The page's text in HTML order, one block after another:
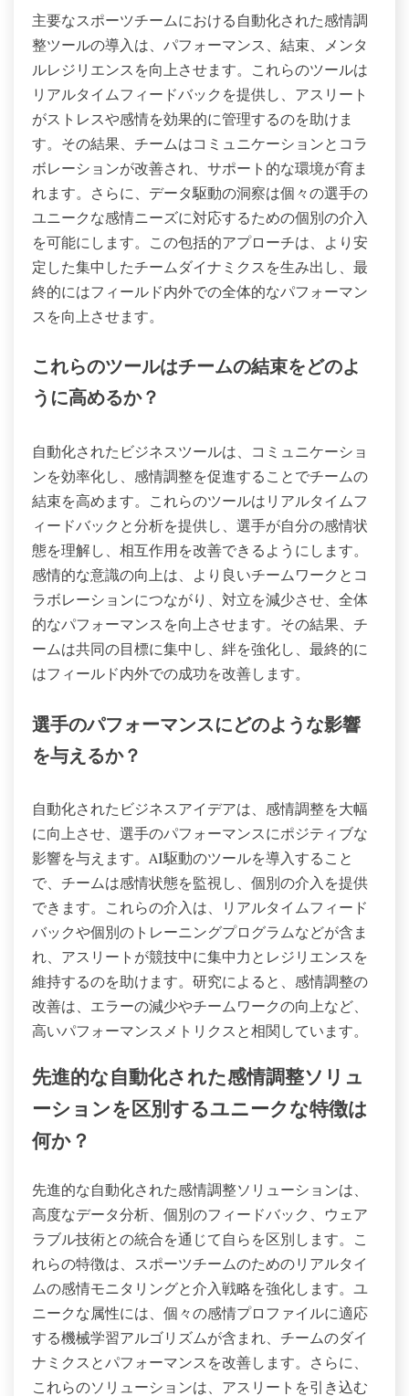
主要なスポーツチームにおける自動化された感情調
整ツールの導入は、パフォーマンス、結束、メンタ
ルレジリエンスを向上させます。これらのツールは
リアルタイムフィードバックを提供し、アスリート
がストレスや感情を効果的に管理するのを助けま
す。その結果、チームはコミュニケーションとコラ
ボレーションが改善され、サポート的な環境が育ま
れます。さらに、データ駆動の洞察は個々の選手の
ユニークな感情ニーズに対応するための個別の介入
を可能にします。この包括的アプローチは、より安
定した集中したチームダイナミクスを生み出し、最
終的にはフィールド内外での全体的なパフォーマン
スを向上させます。
これらのツールはチームの結束をどのよ
うに高めるか？
自動化されたビジネスツールは、コミュニケーショ
ンを効率化し、感情調整を促進することでチームの
結束を高めます。これらのツールはリアルタイムフ
ィードバックと分析を提供し、選手が自分の感情状
態を理解し、相互作用を改善できるようにします。
感情的な意識の向上は、より良いチームワークとコ
ラボレーションにつながり、対立を減少させ、全体
的なパフォーマンスを向上させます。その結果、チ
ームは共同の目標に集中し、絆を強化し、最終的に
はフィールド内外での成功を改善します。
選手のパフォーマンスにどのような影響
を与えるか？
自動化されたビジネスアイデアは、感情調整を大幅
に向上させ、選手のパフォーマンスにポジティブな
影響を与えます。AI駆動のツールを導入すること
で、チームは感情状態を監視し、個別の介入を提供
できます。これらの介入は、リアルタイムフィード
バックや個別のトレーニングプログラムなどが含ま
れ、アスリートが競技中に集中力とレジリエンスを
維持するのを助けます。研究によると、感情調整の
改善は、エラーの減少やチームワークの向上など、
高いパフォーマンスメトリクスと相関しています。
先進的な自動化された感情調整ソリュ
ーションを区別するユニークな特徴は
何か？
先進的な自動化された感情調整ソリューションは、
高度なデータ分析、個別のフィードバック、ウェア
ラブル技術との統合を通じて自らを区別します。こ
れらの特徴は、スポーツチームのためのリアルタイ
ムの感情モニタリングと介入戦略を強化します。ユ
ニークな属性には、個々の感情プロファイルに適応
する機械学習アルゴリズムが含まれ、チームのダイ
ナミクスとパフォーマンスを改善します。さらに、
これらのソリューションは、アスリートを引き込む